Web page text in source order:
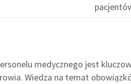
medycznego jest
Wiedza na temat